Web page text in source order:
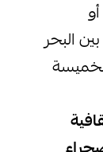
البحر